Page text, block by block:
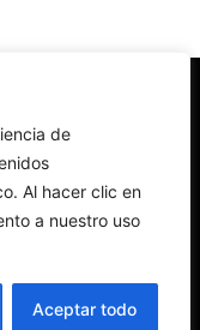
de
Al hacer clic en
a nuestro uso
Aceptar todo
la sociedad